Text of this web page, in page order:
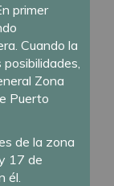
primer
Cuando la
Zona
Puerto
de la zona
17 de
él.